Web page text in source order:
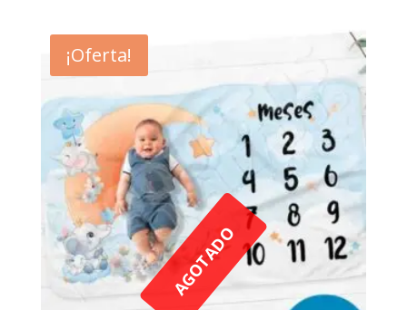
era:
$18,000.
es:
¡Oferta!